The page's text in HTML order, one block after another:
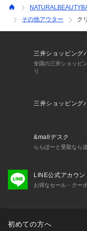
その他アウター
ク
三井ショッピング
全国の三井ショッピ
リ
三井ショッピング
&mallデスク
ららぽーと受取なら
LINE公式アカウン
お得なセール・クー
初めての方へ